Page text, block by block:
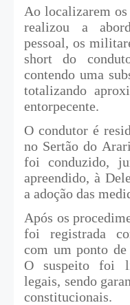
Ao localizarem
realizou a
pessoal, os
short do
contendo uma
totalizando
entorpecente.
O condutor é
no Sertão do
foi conduzido,
apreendido, à
a adoção das
Após os
foi registrada
com um ponto de
O suspeito foi
legais, sendo
constitucionais.